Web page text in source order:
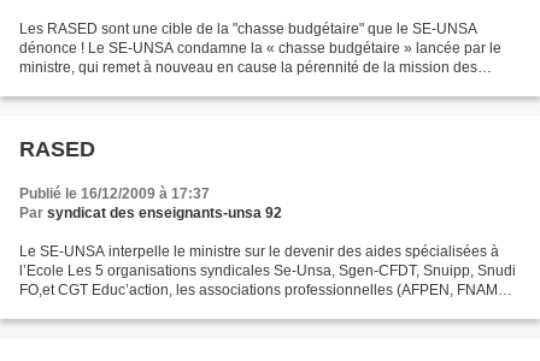
Les RASED sont une cible de la "chasse budgétaire" que le SE-UNSA
dénonce ! Le SE-UNSA condamne la « chasse budgétaire » lancée par le
ministre, qui remet à nouveau en cause la pérennité de la mission des
RASED
Publié le 16/12/2009 à 17:37
Par syndicat des enseignants-unsa 92
Le SE-UNSA interpelle le ministre sur le devenir des aides spécialisées à
l’Ecole Les 5 organisations syndicales Se-Unsa, Sgen-CFDT, Snuipp, Snudi
FO,et CGT Educ’action, les associations professionnelles (AFPEN, FNAME